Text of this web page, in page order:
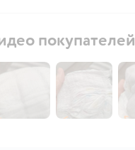
покупателей